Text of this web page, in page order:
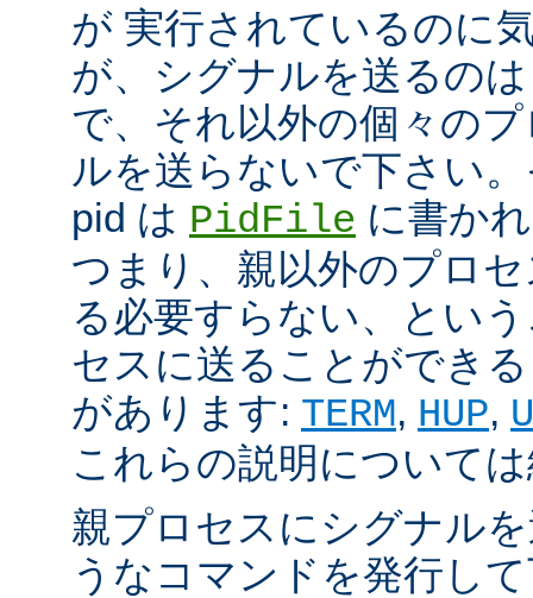
が 実行されているのに
が、シグナルを送るの
で、それ以外の個々の
ルを送らないで下さい
pid は PidFile に書か
つまり、親以外のプロ
る必要すらない、とい
セスに送ることができ
があります: TERM, HUP,
これらの説明について
親プロセスにシグナル
うなコマンドを発行し